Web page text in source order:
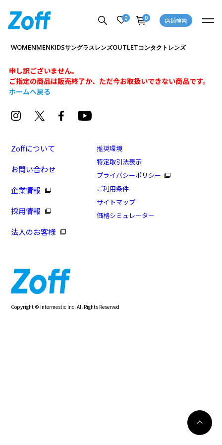
0 0 店舗検索
WOMENMENKIDSサングラスレンズOUTLETコンタクトレンズ
申し訳ございません。
ご指定の商品は販売終了か、ただ今お取扱いできない商品です。
ホームへ戻る
Zoffについて
お問い合わせ
企業情報
採用情報
法人のお客様
推奨環境
特定取引法表示
プライバシーポリシー
ご利用条件
サイトマップ
価格シミュレーター
Copyright © Intermestic Inc. All Rights Reserved